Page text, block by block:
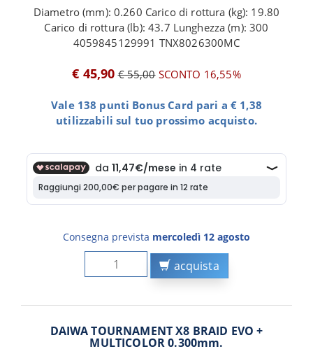
Diametro (mm): 0.260 Carico di rottura (kg): 19.80
Carico di rottura (lb): 43.7 Lunghezza (m): 300
4059845129991 TNX8026300MC
€ 45,90 € 55,00SCONTO 16,55%
Vale 138 punti Bonus Card pari a € 1,38
utilizzabili sul tuo prossimo acquisto.
Consegna prevista mercoledì 12 agosto
acquista
DAIWA TOURNAMENT X8 BRAID EVO +
MULTICOLOR 0.300mm.